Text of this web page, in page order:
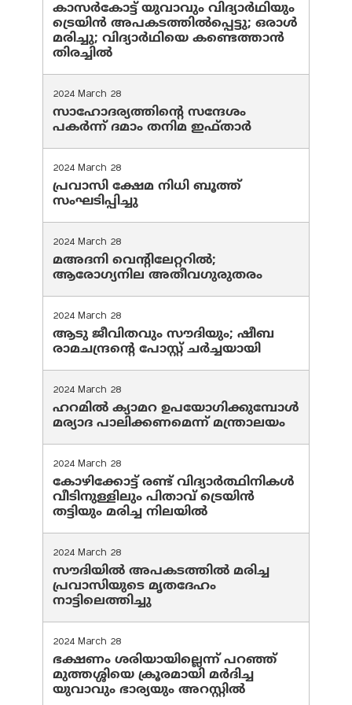
കാസർകോട്ട് യുവാവും വിദ്യാർഥിയും
ട്രെയിൻ അപകടത്തിൽപ്പെട്ടു; ഒരാൾ
മരിച്ചു; വിദ്യാർഥിയെ കണ്ടെത്താൻ
തിരച്ചിൽ
2024 March 28
സാഹോദര്യത്തിന്റെ സന്ദേശം
പകർന്ന് ദമാം തനിമ ഇഫ്‌താർ
2024 March 28
പ്രവാസി ക്ഷേമ നിധി ബൂത്ത്
സംഘടിപ്പിച്ചു
2024 March 28
മഅദനി വെന്റിലേറ്ററിൽ;
ആരോഗ്യനില അതീവഗുരുതരം
2024 March 28
ആടു ജീവിതവും സൗദിയും; ഷീബ
രാമചന്ദ്രന്റെ പോസ്റ്റ് ചര്‍ച്ചയായി
2024 March 28
ഹറമില്‍ ക്യാമറ ഉപയോഗിക്കുമ്പോള്‍
മര്യാദ പാലിക്കണമെന്ന് മന്ത്രാലയം
2024 March 28
കോഴിക്കോട്ട് രണ്ട് വിദ്യാർത്ഥിനികൾ
വീടിനുള്ളിലും പിതാവ് ട്രെയിൻ
തട്ടിയും മരിച്ച നിലയിൽ
2024 March 28
സൗദിയില്‍ അപകടത്തില്‍ മരിച്ച
പ്രവാസിയുടെ മൃതദേഹം
നാട്ടിലെത്തിച്ചു
2024 March 28
ഭക്ഷണം ശരിയായില്ലെന്ന് പറഞ്ഞ്
മുത്തശ്ശിയെ ക്രൂരമായി മര്‍ദിച്ച
യുവാവും ഭാര്യയും അറസ്റ്റില്‍